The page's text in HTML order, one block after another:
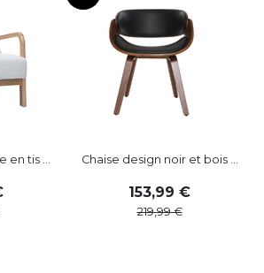
tis ... Chaise design noir et bois ...
153,99
219,99